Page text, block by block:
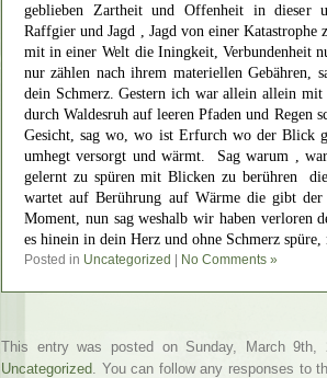
geblieben Zartheit und Offenheit in dieser
Raffgier und Jagd , Jagd von einer Katastrophe
mit in einer Welt die Iningkeit, Verbundenheit
nur zählen nach ihrem materiellen Gebähren,
dein Schmerz. Gestern ich war allein allein
durch Waldesruh auf leeren Pfaden und Regen
Gesicht, sag wo, wo ist Erfurch wo der Blick
umhegt versorgt und wärmt. Sag warum ,
gelernt zu spüren mit Blicken zu berühren
wartet auf Berührung auf Wärme die gibt
Moment, nun sag weshalb wir haben verloren
es hinein in dein Herz und ohne Schmerz
Posted in Uncategorized No Comments »
This entry was posted on Sunday, March
Uncategorized. You can follow any responses to